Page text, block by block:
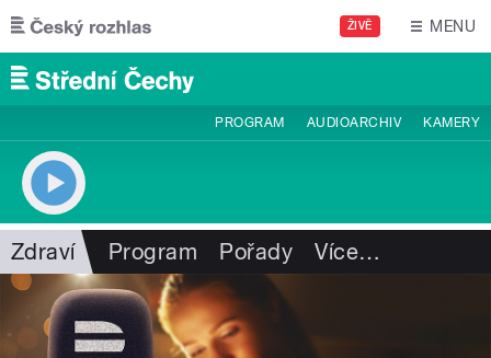
Přejít k hlavnímu obsahu
ŽIVĚ MENU
PROGRAM AUDIOARCHIV KAMERY
Zdraví Program Pořady Více…